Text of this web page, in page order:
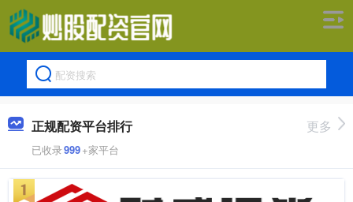
正规配资平台排行
已收录999+家平台
更多